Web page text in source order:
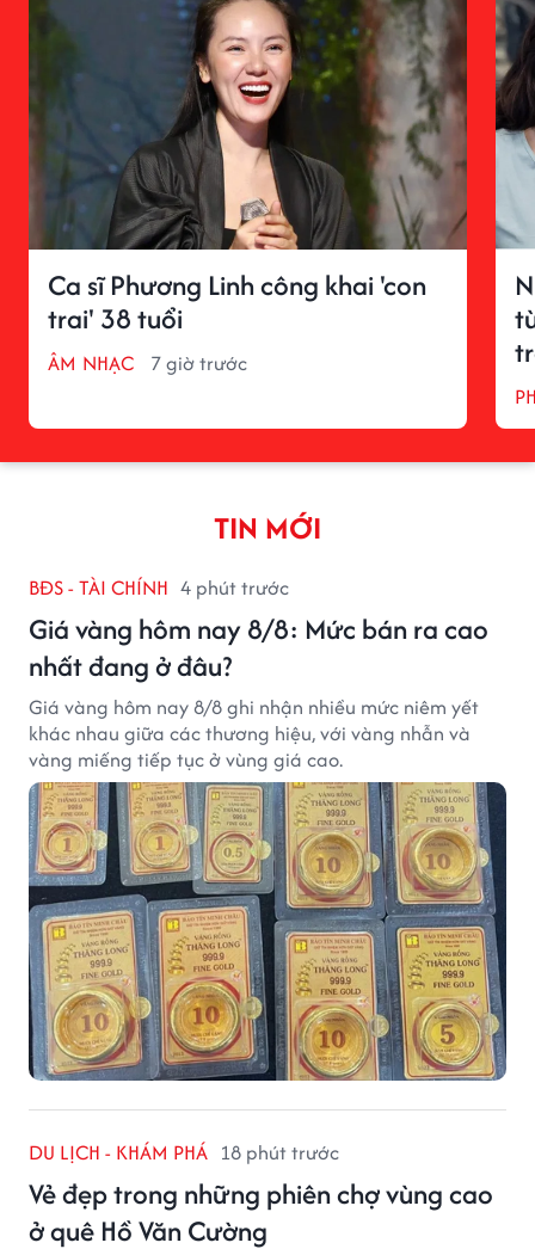
Ca sĩ Phương Linh công khai 'con
trai' 38 tuổi
ÂM NHẠC 7 giờ trước
TIN MỚI
BĐS - TÀI CHÍNH 4 phút trước
Giá vàng hôm nay 8/8: Mức bán ra cao
nhất đang ở đâu?
Giá vàng hôm nay 8/8 ghi nhận nhiều mức niêm yết
khác nhau giữa các thương hiệu, với vàng nhẫn và
vàng miếng tiếp tục ở vùng giá cao.
DU LỊCH - KHÁM PHÁ 18 phút trước
Vẻ đẹp trong những phiên chợ vùng cao
ở quê Hồ Văn Cường